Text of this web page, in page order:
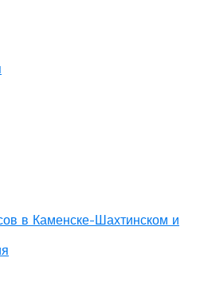
в Каменске-Шахтинском и